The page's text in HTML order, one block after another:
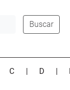
Buscar
C D